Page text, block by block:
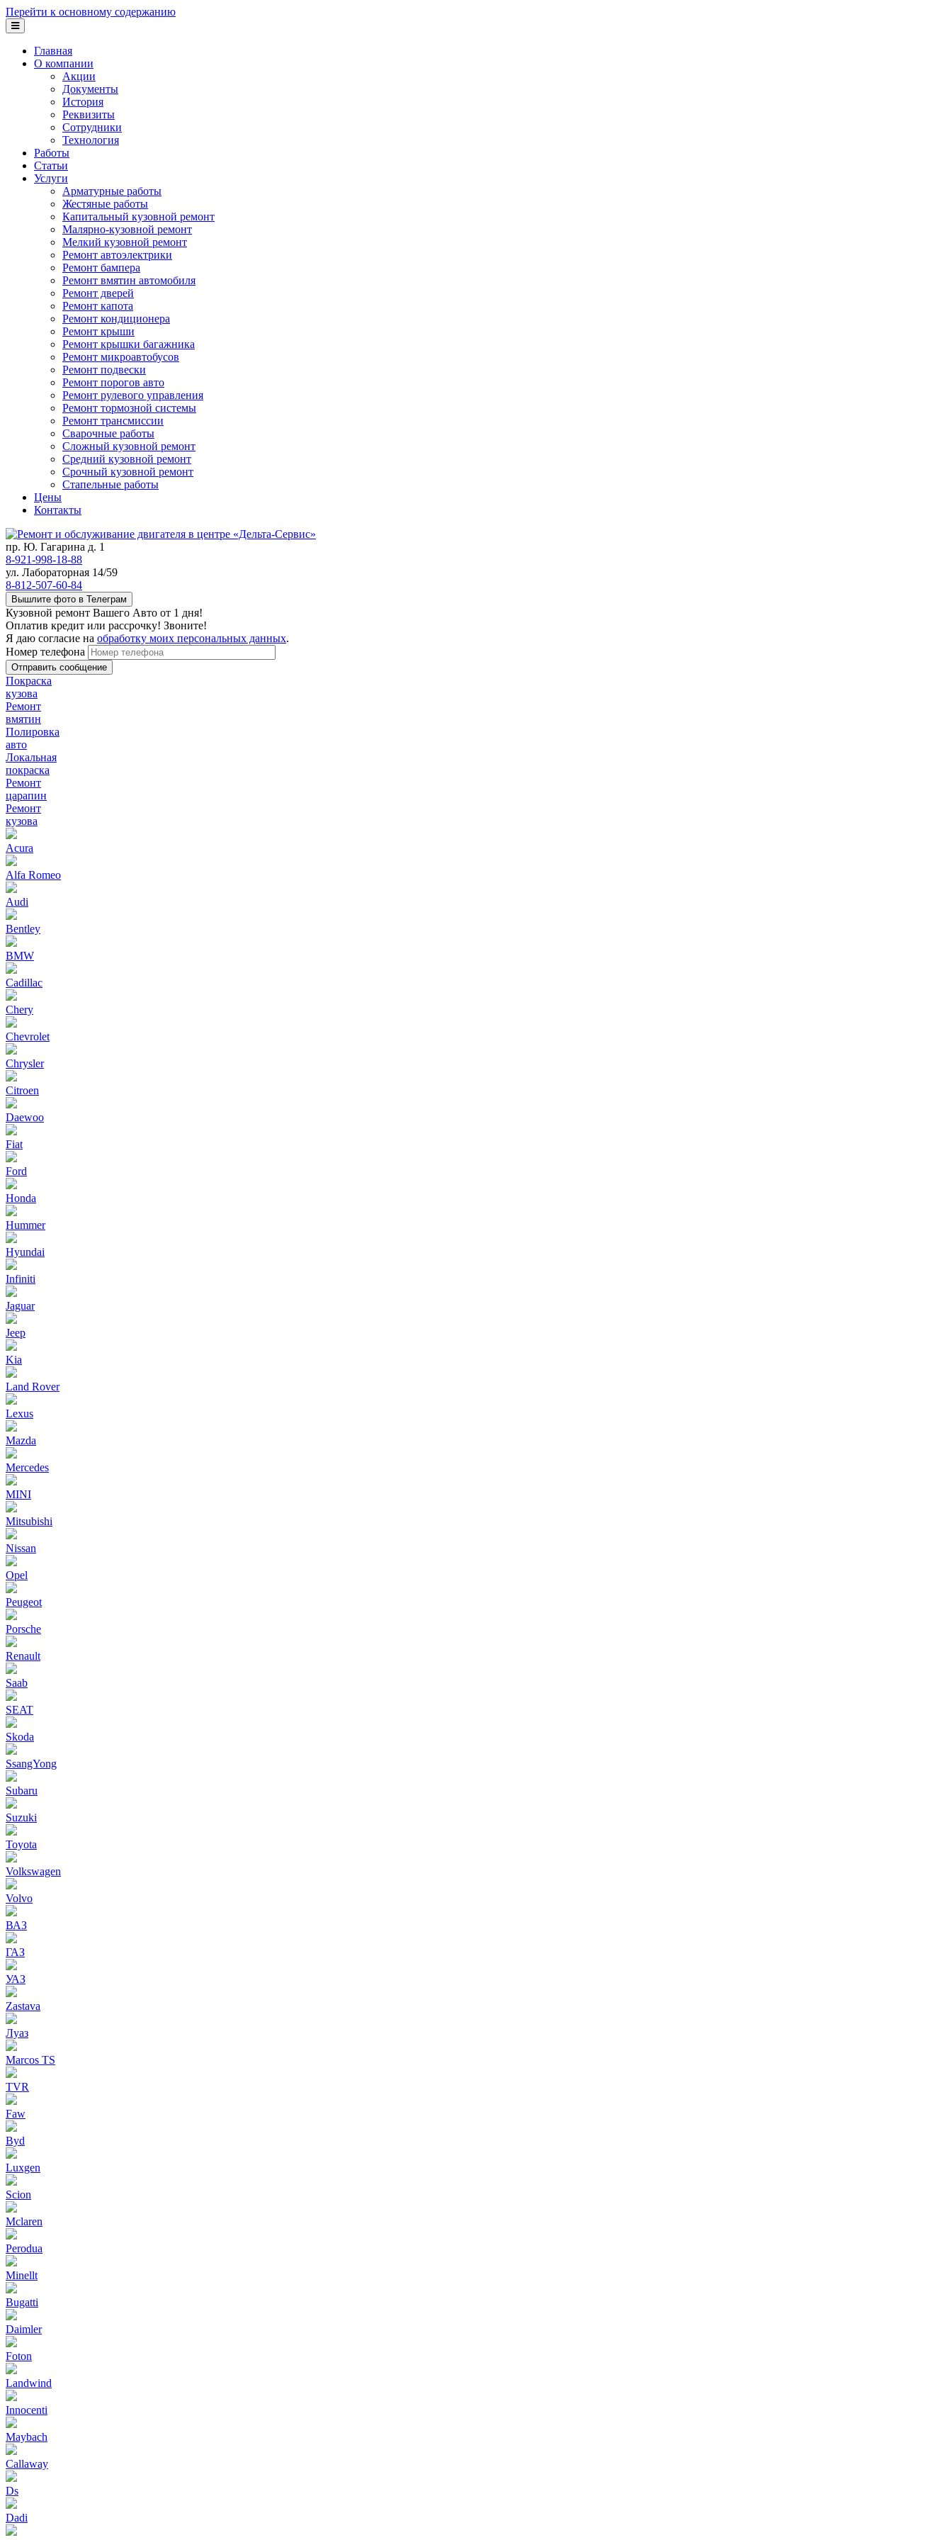
Перейти к основному содержанию
Главная
О компании
Акции
Документы
История
Реквизиты
Сотрудники
Технология
Работы
Статьи
Услуги
Арматурные работы
Жестяные работы
Капитальный кузовной ремонт
Малярно-кузовной ремонт
Мелкий кузовной ремонт
Ремонт автоэлектрики
Ремонт бампера
Ремонт вмятин автомобиля
Ремонт дверей
Ремонт капота
Ремонт кондиционера
Ремонт крыши
Ремонт крышки багажника
Ремонт микроавтобусов
Ремонт подвески
Ремонт порогов авто
Ремонт рулевого управления
Ремонт тормозной системы
Ремонт трансмиссии
Сварочные работы
Сложный кузовной ремонт
Средний кузовной ремонт
Срочный кузовной ремонт
Стапельные работы
Цены
Контакты
пр. Ю. Гагарина д. 1
8-921-998-18-88
ул. Лабораторная 14/59
8-812-507-60-84
Вышлите фото в Телеграм
Кузовной ремонт Вашего Авто от 1 дня!
Оплатив кредит или рассрочку! Звоните!
Я даю согласие на обработку моих персональных данных.
Номер телефона
Покраска
кузова
Ремонт
вмятин
Полировка
авто
Локальная
покраска
Ремонт
царапин
Ремонт
кузова
Acura
Alfa Romeo
Audi
Bentley
BMW
Cadillac
Chery
Chevrolet
Chrysler
Citroen
Daewoo
Fiat
Ford
Honda
Hummer
Hyundai
Infiniti
Jaguar
Jeep
Kia
Land Rover
Lexus
Mazda
Mercedes
MINI
Mitsubishi
Nissan
Opel
Peugeot
Porsche
Renault
Saab
SEAT
Skoda
SsangYong
Subaru
Suzuki
Toyota
Volkswagen
Volvo
ВАЗ
ГАЗ
УАЗ
Zastava
Луаз
Marcos TS
TVR
Faw
Byd
Luxgen
Scion
Mclaren
Perodua
Minellt
Bugatti
Daimler
Foton
Landwind
Innocenti
Maybach
Callaway
Ds
Dadi